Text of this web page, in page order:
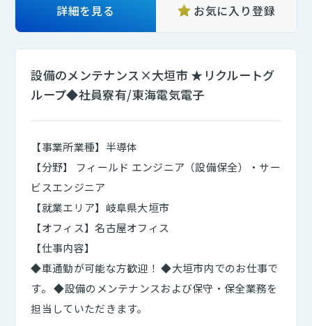
詳細を見る お気に入り登録
設備のメンテナンス×大垣市 ★リクルートグ
ループ◆社員寮有/東海電気電子
【事業所業種】半導体
【分野】 フィールド エンジニア（設備保全）・サー
ビスエンジニア
【就業エリア】岐阜県大垣市
【オフィス】名古屋オフィス
【仕事内容】
◆車通勤が可能な方歓迎！ ◆大垣市内でのお仕事で
す。 ◆設備のメンテナンスおよび保守・保全業務を
担当していただきます。